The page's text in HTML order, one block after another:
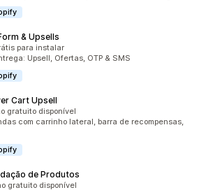
& Upsells
ao todopara instalar
Upsell, Ofertas, OTP & SMS
Cart Upsell
todo
gratuito disponível
com carrinho lateral, barra de recompensas,
de Produtos
gratuito disponível